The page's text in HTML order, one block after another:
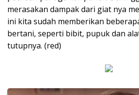
merasakan dampak dari giat nya
ini kita sudah memberikan
bertani, seperti bibit, pupuk dan
tutupnya. (red)